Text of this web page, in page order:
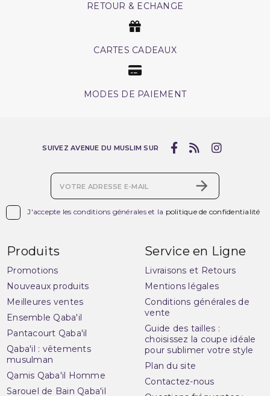
RETOUR & ECHANGE
CARTES CADEAUX
MODES DE PAIEMENT
J'accepte les conditions générales et la politique de confidentialité
SUIVEZ AVENUE DU MUSLIM SUR
Produits
Promotions
Nouveaux produits
Meilleures ventes
Ensemble Qaba'il
Pantacourt Qaba'il
Qaba'il : vêtements
musulman
Qamis Qaba'il Homme
Sarouel de Bain Qaba'il
Service en Ligne
Livraisons et Retours
Mentions légales
Conditions générales de
vente
Guide des tailles :
choisissez la coupe idéale
pour sublimer votre style
Plan du site
Contactez-nous